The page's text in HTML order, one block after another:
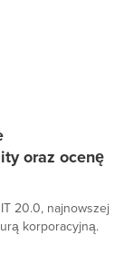
oraz ocenę
20.0, najnowszej
korporacyjną.